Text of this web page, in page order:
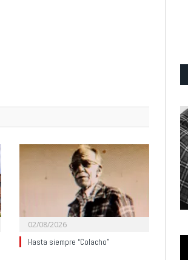
02/08/2026
Hasta siempre “Colacho”